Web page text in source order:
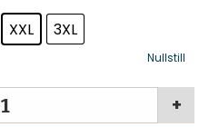
XXL 3XL
Nullstill
+